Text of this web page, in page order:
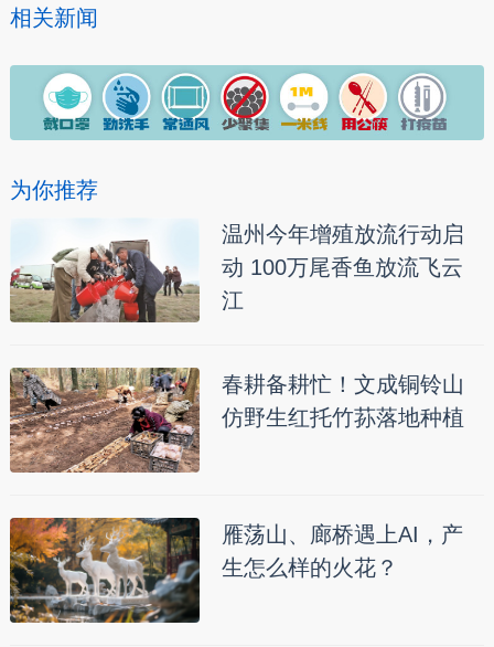
相关新闻
为你推荐
温州今年增殖放流行动启
动 100万尾香鱼放流飞云
江
春耕备耕忙！文成铜铃山
仿野生红托竹荪落地种植
雁荡山、廊桥遇上AI，产
生怎么样的火花？